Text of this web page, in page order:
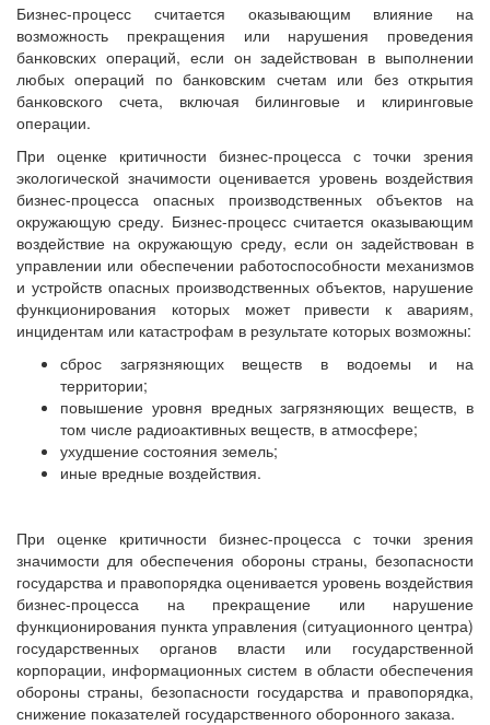
Бизнес-процесс считается оказывающим влияние на
возможность прекращения или нарушения проведения
банковских операций, если он задействован в выполнении
любых операций по банковским счетам или без открытия
банковского счета, включая билинговые и клиринговые
операции.
При оценке критичности бизнес-процесса с точки зрения
экологической значимости оценивается уровень воздействия
бизнес-процесса опасных производственных объектов на
окружающую среду. Бизнес-процесс считается оказывающим
воздействие на окружающую среду, если он задействован в
управлении или обеспечении работоспособности механизмов
и устройств опасных производственных объектов, нарушение
функционирования которых может привести к авариям,
инцидентам или катастрофам в результате которых возможны:
сброс загрязняющих веществ в водоемы и на
территории;
повышение уровня вредных загрязняющих веществ, в
том числе радиоактивных веществ, в атмосфере;
ухудшение состояния земель;
иные вредные воздействия.
При оценке критичности бизнес-процесса с точки зрения
значимости для обеспечения обороны страны, безопасности
государства и правопорядка оценивается уровень воздействия
бизнес-процесса на прекращение или нарушение
функционирования пункта управления (ситуационного центра)
государственных органов власти или государственной
корпорации, информационных систем в области обеспечения
обороны страны, безопасности государства и правопорядка,
снижение показателей государственного оборонного заказа.